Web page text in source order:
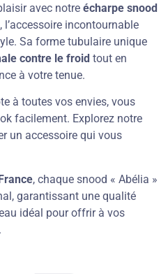
avec notre écharpe snood
l’accessoire incontournable
Sa forme tubulaire unique
contre le froid tout en
à votre tenue.
à toutes vos envies, vous
facilement. Explorez notre
un accessoire qui vous
, chaque snood « Abélia »
garantissant une qualité
idéal pour offrir à vos